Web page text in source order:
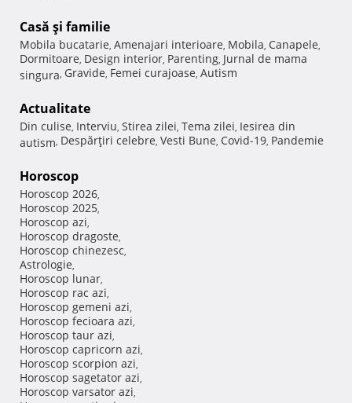
Casă şi familie
Mobila bucatarie, Amenajari interioare, Mobila, Canapele,
Dormitoare, Design interior, Parenting, Jurnal de mama
singura, Gravide, Femei curajoase, Autism
Actualitate
Din culise, Interviu, Stirea zilei, Tema zilei, Iesirea din
autism, Despărţiri celebre, Vesti Bune, Covid-19, Pandemie
Horoscop
Horoscop 2026,
Horoscop 2025,
Horoscop azi,
Horoscop dragoste,
Horoscop chinezesc,
Astrologie,
Horoscop lunar,
Horoscop rac azi,
Horoscop gemeni azi,
Horoscop fecioara azi,
Horoscop taur azi,
Horoscop capricorn azi,
Horoscop scorpion azi,
Horoscop sagetator azi,
Horoscop varsator azi,